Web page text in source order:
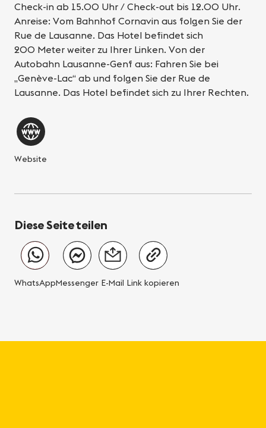
Check-in ab 15.00 Uhr / Check-out bis 12.00 Uhr.
Anreise: Vom Bahnhof Cornavin aus folgen Sie der
Rue de Lausanne. Das Hotel befindet sich
200 Meter weiter zu Ihrer Linken. Von der
Autobahn Lausanne-Genf aus: Fahren Sie bei
„Genève-Lac“ ab und folgen Sie der Rue de
Lausanne. Das Hotel befindet sich zu Ihrer Rechten.
Website
Diese Seite teilen
WhatsAppMessenger E-Mail Link kopieren